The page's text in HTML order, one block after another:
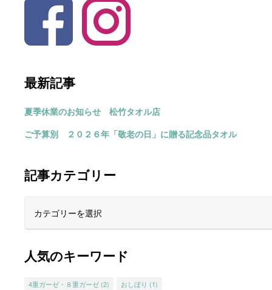
最新記事
夏季休業のお知らせ 松竹タオル店
ご予算別 ２０２６年「敬老の日」に贈る記念品タオル
記事カテゴリー
人気のキーワード
4重ガーゼ・８重ガーゼ(2) おしぼり (1)